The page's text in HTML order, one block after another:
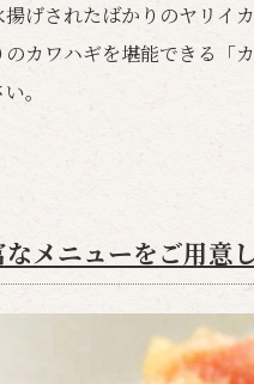
げされたばかりのヤリイ
カワハギを堪能できる「
。
メニューをご用意